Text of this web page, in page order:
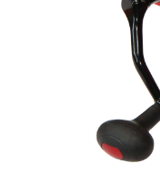
全ての商品を見る